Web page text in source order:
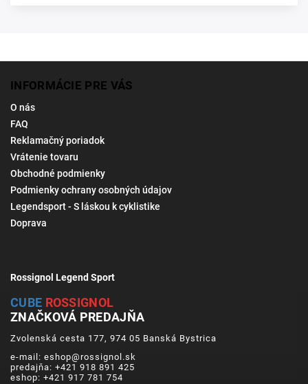
INFORMÁCIE PRE VÁS
O nás
FAQ
Reklamačný poriadok
Vrátenie tovaru
Obchodné podmienky
Podmienky ochrany osobných údajov
Legendsport - S láskou k cyklistike
Doprava
Rossignol Legend Sport
CUBE ROSSIGNOL
ZNAČKOVÁ PREDAJŇA
Zvolenská cesta 177, 974 05 Banská Bystrica
e-mail: eshop@rossignol.sk
predajňa: +421 918 891 425
eshop: +421 917 781 754